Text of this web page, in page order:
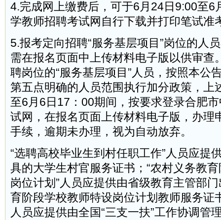
4.完成网上缴费后，可于6月24日9:00至6
学教师招聘考试网自行下载并打印笔试准
5.报考定向招聘“服务基层项目”岗位的人
需在报名页面中上传材料电子版以供审查
聘岗位的“服务基层项目”人员，按照本公
第五点明确的人员范围执行加分政策，上
至6月6日17：00期间，按要求登录合肥
试网，在报名页面上传材料电子版，办理
手续，逾期未办理，视为自动放弃。
“选聘高校毕业生到村任职工作”人员应提
具的大学生村官服务证书；“农村义务教
岗位计划”人员应提供由省级教育主管部
育阶段学校教师特设岗位计划教师服务证
人员应提供由全国“三支一扶”工作协调管